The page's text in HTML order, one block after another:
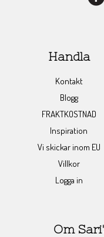
Handla
Kontakt
Blogg
FRAKTKOSTNAD
Inspiration
Vi skickar inom EU
Villkor
Logga in
Om